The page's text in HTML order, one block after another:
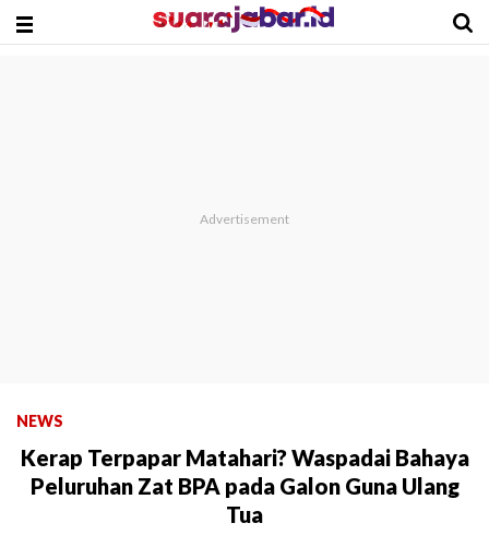
NEWS
Kerap Terpapar Matahari? Waspadai Bahaya
Peluruhan Zat BPA pada Galon Guna Ulang
Tua